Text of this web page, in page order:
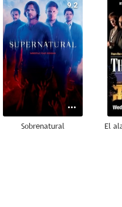
9.2
Sobrenatural